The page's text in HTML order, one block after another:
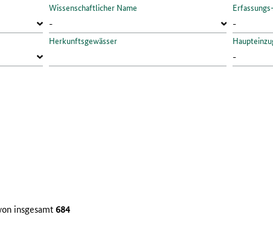
Wissenschaftlicher Name
Herkunftsgewässer
insgesamt684